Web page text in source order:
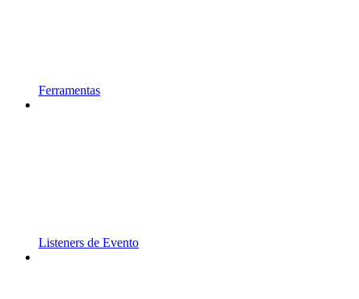
Ferramentas
Listeners de Evento